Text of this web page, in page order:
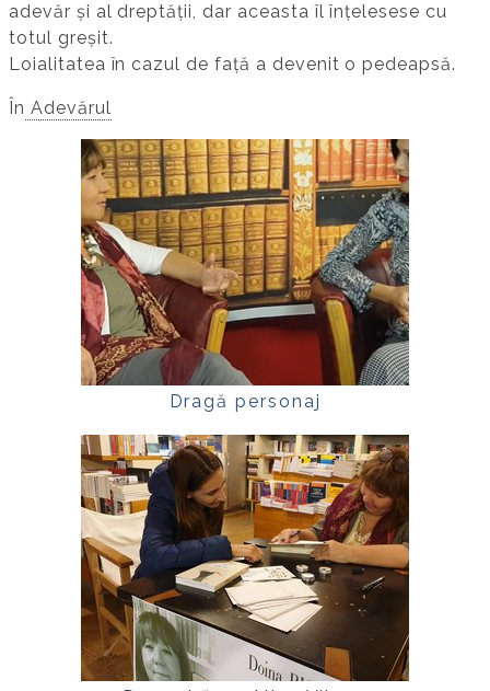
adevăr și al dreptății, dar aceasta îl înțelesese cu
totul greșit.
Loialitatea în cazul de față a devenit o pedeapsă.
În Adevărul
Dragă personaj